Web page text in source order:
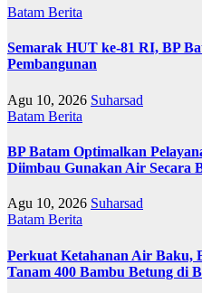
Batam Berita
Semarak HUT ke-81 RI, BP
Pembangunan
Agu 10, 2026 Suharsad
Batam Berita
BP Batam Optimalkan
Diimbau Gunakan Air Secara
Agu 10, 2026 Suharsad
Batam Berita
Perkuat Ketahanan Air Baku,
Tanam 400 Bambu Betung di